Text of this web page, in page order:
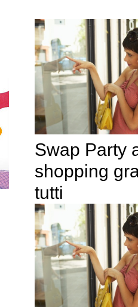
Swap Party
shopping
tutti